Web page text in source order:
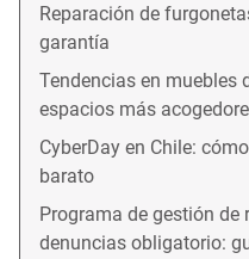
Reparación de
garantía
Tendencias en muebles
espacios más
CyberDay en Chile:
barato
Programa de gestión
denuncias obligatorio: